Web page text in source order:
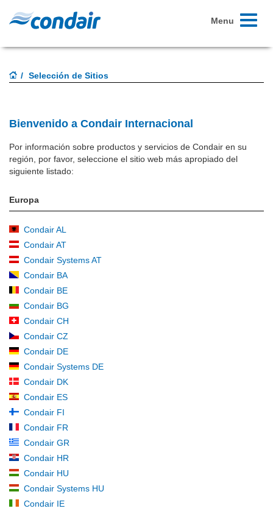
Toggle
Menu
Selección de Sitios
Bienvenido a Condair Internacional
Por información sobre productos y servicios de Condair en su
región, por favor, seleccione el sitio web más apropiado del
siguiente listado:
Europa
Condair AL
Condair AT
Condair Systems AT
Condair BA
Condair BE
Condair BG
Condair CH
Condair CZ
Condair DE
Condair Systems DE
Condair DK
Condair ES
Condair FI
Condair FR
Condair GR
Condair HR
Condair HU
Condair Systems HU
Condair IE